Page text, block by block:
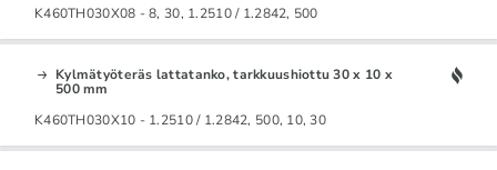
K460TH030X08 - 8, 30, 1.2510 / 1.2842, 500
Kylmätyöteräs lattatanko, tarkkuushiottu 30 x 10 x
500 mm
K460TH030X10 - 1.2510 / 1.2842, 500, 10, 30